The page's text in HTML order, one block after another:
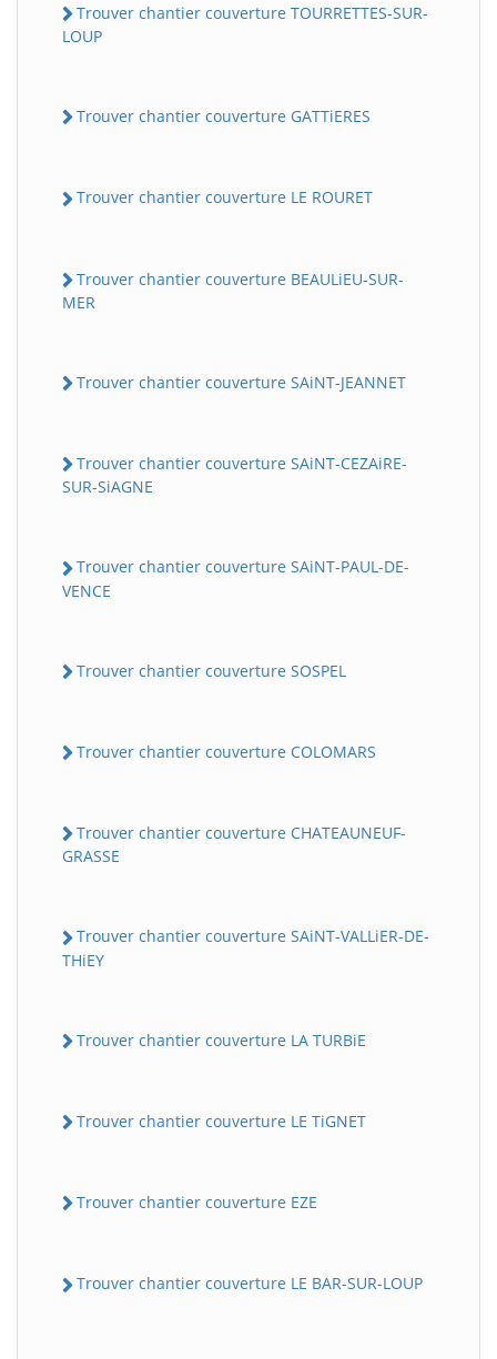
Trouver chantier couverture TOURRETTES-SUR-
LOUP
Trouver chantier couverture GATTiERES
Trouver chantier couverture LE ROURET
Trouver chantier couverture BEAULiEU-SUR-
MER
Trouver chantier couverture SAiNT-JEANNET
Trouver chantier couverture SAiNT-CEZAiRE-
SUR-SiAGNE
Trouver chantier couverture SAiNT-PAUL-DE-
VENCE
Trouver chantier couverture SOSPEL
Trouver chantier couverture COLOMARS
Trouver chantier couverture CHATEAUNEUF-
GRASSE
Trouver chantier couverture SAiNT-VALLiER-DE-
THiEY
Trouver chantier couverture LA TURBiE
Trouver chantier couverture LE TiGNET
Trouver chantier couverture EZE
Trouver chantier couverture LE BAR-SUR-LOUP